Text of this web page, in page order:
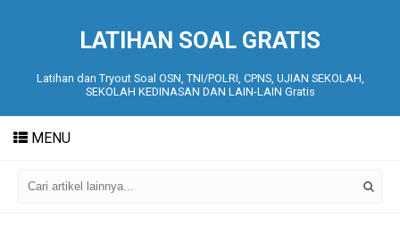
LATIHAN SOAL GRATIS
Latihan dan Tryout Soal OSN, TNI/POLRI, CPNS, UJIAN SEKOLAH,
SEKOLAH KEDINASAN DAN LAIN-LAIN Gratis
MENU